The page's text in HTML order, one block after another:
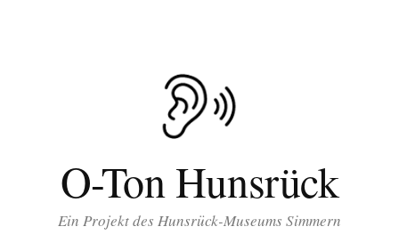
O-Ton Hunsrück
Ein Projekt des Hunsrück-Museums Simmern